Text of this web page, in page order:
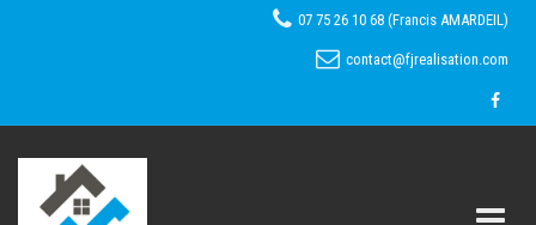
07 75 26 10 68 (Francis AMARDEIL)
contact@fjrealisation.com